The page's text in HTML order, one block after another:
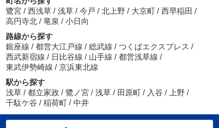
鷺宮 / 西浅草 / 浅草 / 今戸 / 北上野 / 大京町 / 西早稲田 /
高円寺北 / 竜泉 / 小日向
路線から探す
銀座線 / 都営大江戸線 / 総武線 / つくばエクスプレス /
西武新宿線 / 日比谷線 / 山手線 / 都営浅草線 /
東武伊勢崎線 / 京浜東北線
駅から探す
浅草 / 都立家政 / 鷺ノ宮 / 浅草 / 田原町 / 入谷 / 上野 /
千駄ケ谷 / 稲荷町 / 中井